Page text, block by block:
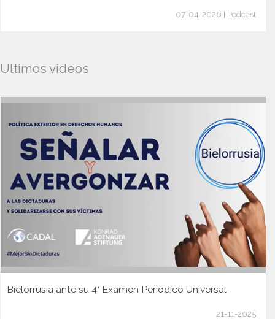
07-04-2026 | Podcast
Ultimos videos
Bielorrusia ante su 4° Examen Periódico Universal
21-11-2025